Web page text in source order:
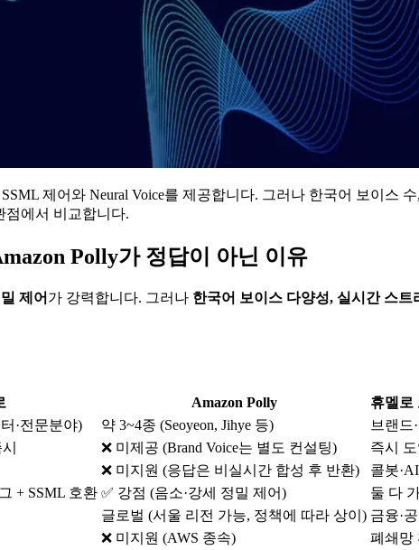
제어와 Neural Voice를 제공합니다. 그러나 한국어 보이
점에서 비교합니다.
Polly가 정답이 아닌 이유
제어 가 강력합니다. 그러나 한국어 보이스 다양성, 실시간 스
Amazon Polly
휴멜로
·전문분야) 약 3~4종 (Seoyeon, Jihye 등)
브랜드
❌ 미제공 (Brand Voice는 별도 컨설팅)
즉시
❌ 미지원 (응답은 비실시간 합성 후 반환)
콜봇
+ SSML 호환 ✅ 강점 (음소·강세 정밀 제어)
둘 다
글로벌 (서울 리전 가능, 정책에 따라 상이) 금융·
❌ 미지원 (AWS 종속)
폐쇄망